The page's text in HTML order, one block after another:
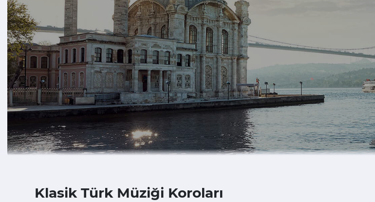
Klasik Türk Müziği Koroları